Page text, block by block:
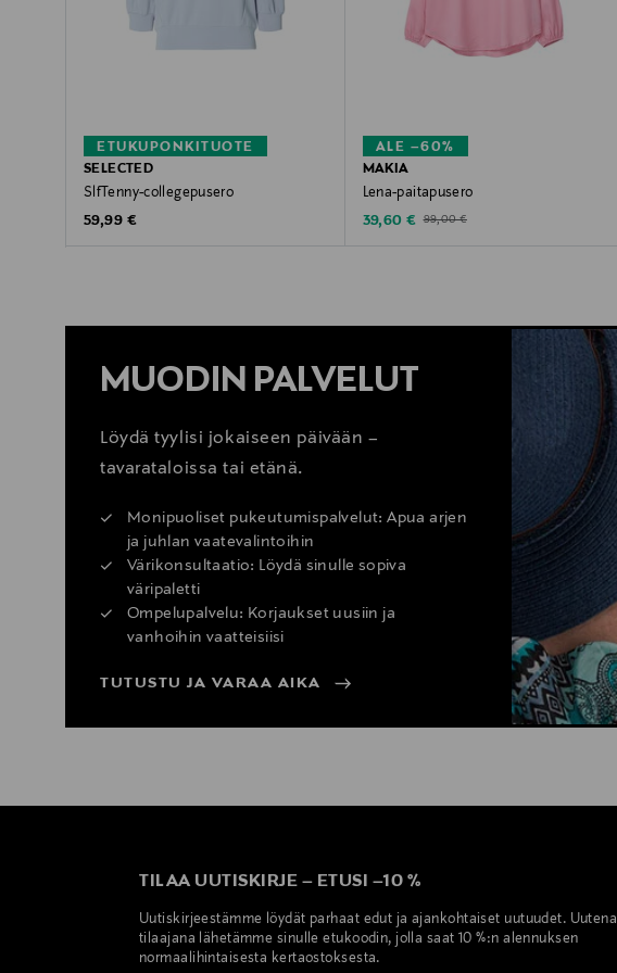
ETUKUPONKITUOTE
SELECTED
SlfTenny-collegepusero
Original Price
59,99 €
ALE –60%
MAKIA
Lena-paitapusero
Discounted Price
39,60 € Original Price
99,00 €
MUODIN PALVELUT
Löydä tyylisi jokaiseen päivään –
tavarataloissa tai etänä.
Monipuoliset pukeutumispalvelut: Apua arjen
ja juhlan vaatevalintoihin
Värikonsultaatio: Löydä sinulle sopiva
väripaletti
Ompelupalvelu: Korjaukset uusiin ja
vanhoihin vaatteisiisi
TUTUSTU JA VARAA AIKA
TILAA UUTISKIRJE – ETUSI –10 %
Uutiskirjeestämme löydät parhaat edut ja ajankohtaiset uutuudet. Uutena
tilaajana lähetämme sinulle etukoodin, jolla saat 10 %:n alennuksen
normaalihintaisesta kertaostoksesta.